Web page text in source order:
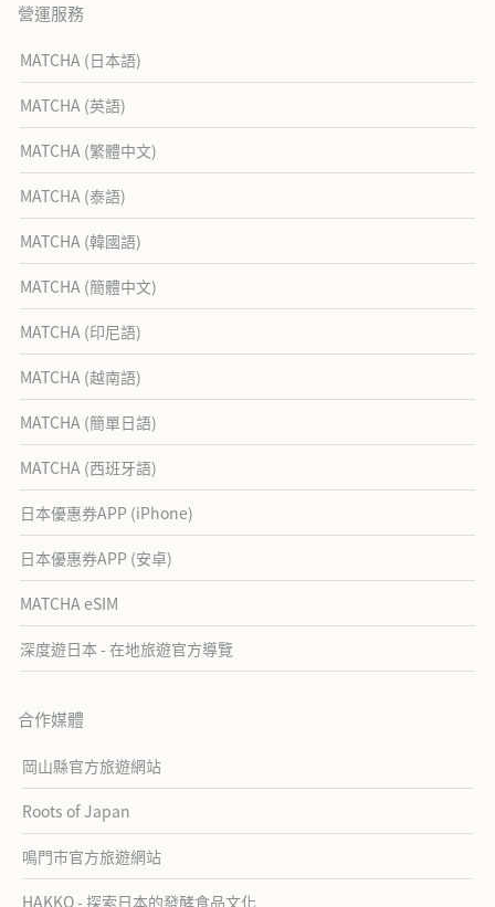
營運服務
MATCHA (日本語)
MATCHA (英語)
MATCHA (繁體中文)
MATCHA (泰語)
MATCHA (韓國語)
MATCHA (簡體中文)
MATCHA (印尼語)
MATCHA (越南語)
MATCHA (簡單日語)
MATCHA (西班牙語)
日本優惠券APP (iPhone)
日本優惠券APP (安卓)
MATCHA eSIM
深度遊日本 - 在地旅遊官方導覽
合作媒體
岡山縣官方旅遊網站
Roots of Japan
鳴門市官方旅遊網站
HAKKO - 探索日本的發酵食品文化